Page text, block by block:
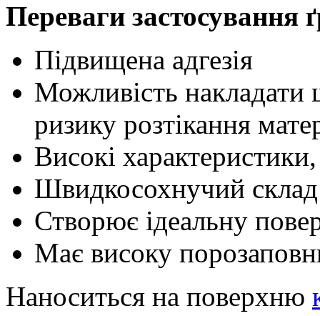
Переваги застосування
Підвищена адгезія
Можливість
ризику розтікання
Високі
Швидкосохнучий склад
Створює ідеальну
Має високу
Наноситься на поверхню